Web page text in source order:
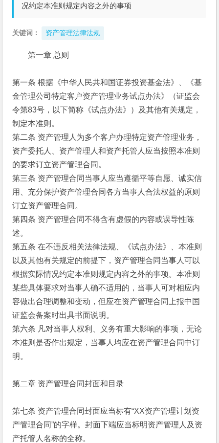
况约定本准则规定内容之外的事项
关键词： 资产管理法律法规
第一章 总则
第一条 根据《中华人民共和国证券投资基金法》、《基
金管理公司特定客户资产管理业务试点办法》（证监会
令第83号，以下简称《试点办法》）及其他有关规定，
制定本准则。
第二条 资产管理人为多个客户办理特定资产管理业务，
资产委托人、资产管理人和资产托管人应当按照本准则
的要求订立资产管理合同。
第三条 资产管理合同当事人应当遵循平等自愿、诚实信
用、充分保护资产管理合同各方当事人合法权益的原则
订立资产管理合同。
第四条 资产管理合同不得含有虚假的内容或误导性陈
述。
第五条 在不违反相关法律法规、《试点办法》、本准则
以及其他有关规定的前提下，资产管理合同当事人可以
根据实际情况约定本准则规定内容之外的事项。本准则
某些具体要求对当事人确不适用的，当事人可对相应内
容做出合理调整和变动，但应在资产管理合同上报中国
证监会备案时出具书面说明。
第六条 凡对当事人权利、义务有重大影响的事项，无论
本准则是否作出规定，当事人均应在资产管理合同中订
明。
第二章 资产管理合同封面和目录
第七条 资产管理合同封面应当标有“XX资产管理计划资
产管理合同”的字样。封面下端应当标明资产管理人及资
产托管人名称的全称。